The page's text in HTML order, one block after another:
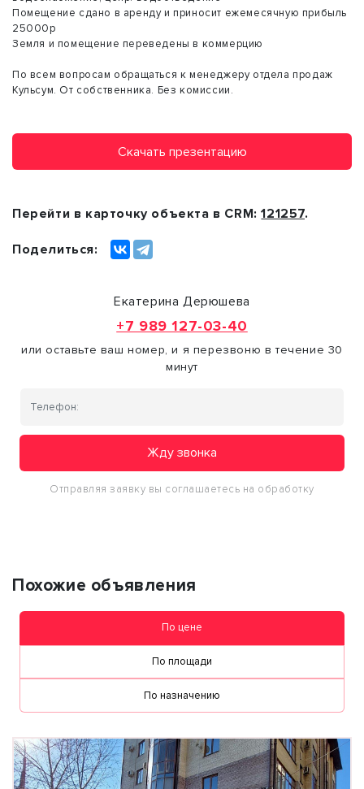
Помещение сдано в аренду и приносит ежемесячную прибыль
25000р
Земля и помещение переведены в коммерцию
По всем вопросам обращаться к менеджеру отдела продаж
Кульсум. От собственника. Без комиссии.
Скачать презентацию
Перейти в карточку объекта в CRM:121257.
Поделиться:
Екатерина Дерюшева
+7 989 127-03-40
или оставьте ваш номер, и я перезвоню в течение 30
минут
Жду звонка
Отправляя заявку вы соглашаетесь на обработку
Похожие объявления
По цене
По площади
По назначению